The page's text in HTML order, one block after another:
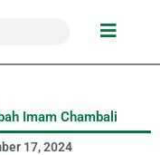
Imam Chambali
17, 2024